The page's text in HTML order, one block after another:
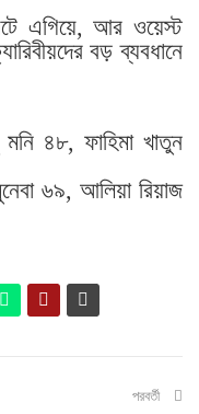
এগিয়ে, আর ওয়েস্ট
বড় ব্যবধানে
৪৮, ফাহিমা খাতুন
৬৯, আলিয়া রিয়াজ
পরবর্তী